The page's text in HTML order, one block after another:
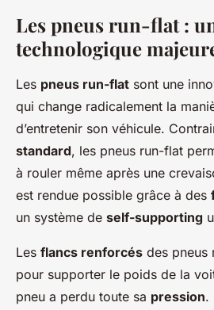
Les pneus run-flat :
technologique
Les pneus run-flat sont une
qui change radicalement la
d’entretenir son véhicule.
standard, les pneus run-flat
à rouler même après une
est rendue possible grâce à des
un système de self-supporting
Les flancs renforcés des pneus
pour supporter le poids de la
pneu a perdu toute sa pression.